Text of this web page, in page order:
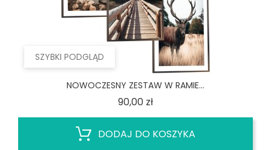
SZYBKI PODGLĄD
NOWOCZESNY ZESTAW W RAMIE...
90,00 złCena
DODAJ DO KOSZYKA